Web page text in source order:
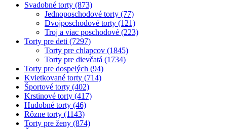
Svadobné torty (873)
Jednoposchodové torty (77)
Dvojposchodové torty (121)
Troj a viac poschodové (223)
Torty pre deti (7297)
Torty pre chlapcov (1845)
Torty pre dievčatá (1734)
Torty pre dospelých (94)
Kvietkované torty (714)
Športové torty (402)
Krstinové torty (417)
Hudobné torty (46)
Rôzne torty (1143)
Torty pre ženy (874)